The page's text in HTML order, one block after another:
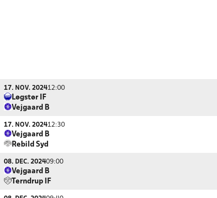
17. NOV. 202412:00
Løgstør IF
Vejgaard B
17. NOV. 202412:30
Vejgaard B
Rebild Syd
08. DEC. 202409:00
Vejgaard B
Terndrup IF